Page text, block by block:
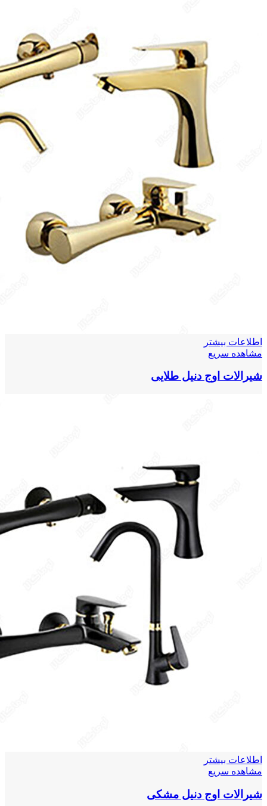
اطلاعات بیشتر
مشاهده سریع
شیرالات اوج دنیل طلایی
اطلاعات بیشتر
مشاهده سریع
شیرالات اوج دنیل مشکی